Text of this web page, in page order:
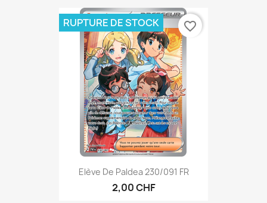
Elève De Paldea 230/091 FR
2,00 CHF
RUPTURE DE STOCK favorite_border